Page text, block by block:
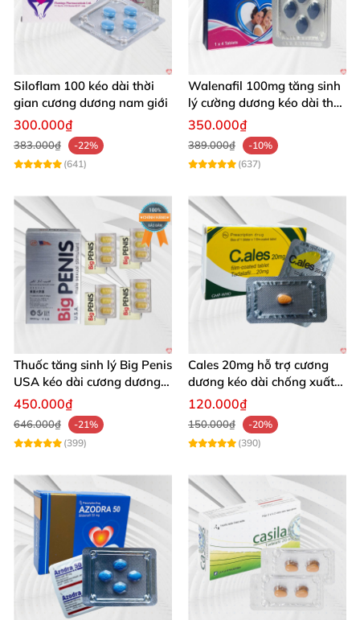
Siloflam 100 kéo dài thời
gian cương dương nam giới
300.000₫
383.000₫
-22%
(641)
Walenafil 100mg tăng sinh
lý cường dương kéo dài thời
gian
350.000₫
389.000₫
-10%
(637)
Thuốc tăng sinh lý Big Penis
USA kéo dài cương dương
chống xuất tinh sớm
450.000₫
646.000₫
-21%
(399)
Cales 20mg hỗ trợ cương
dương kéo dài chống xuất
tinh sớm thành phần
120.000₫
150.000₫
-20%
(390)